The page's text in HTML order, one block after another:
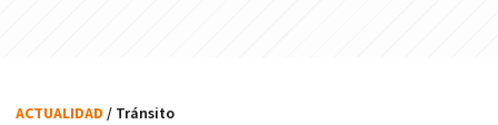
ACTUALIDAD / Tránsito